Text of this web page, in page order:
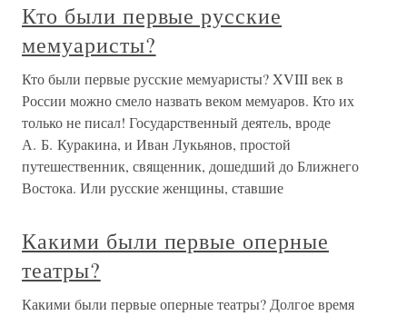
Кто были первые русские
мемуаристы?
Кто были первые русские мемуаристы? XVIII век в
России можно смело назвать веком мемуаров. Кто их
только не писал! Государственный деятель, вроде
А. Б. Куракина, и Иван Лукьянов, простой
путешественник, священник, дошедший до Ближнего
Востока. Или русские женщины, ставшие
Какими были первые оперные
театры?
Какими были первые оперные театры? Долгое время